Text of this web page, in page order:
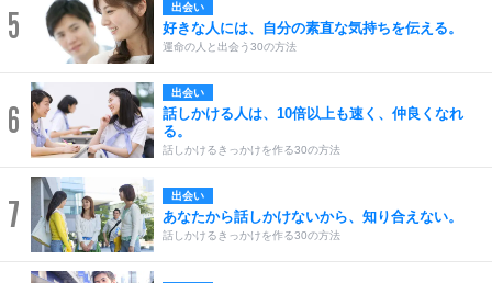
5 出会い
好きな人には、自分の素直な気持ちを伝える。
運命の人と出会う30の方法
6
出会い
話しかける人は、10倍以上も速く、仲良くなれ
る。
話しかけるきっかけを作る30の方法
7 出会い
あなたから話しかけないから、知り合えない。
話しかけるきっかけを作る30の方法